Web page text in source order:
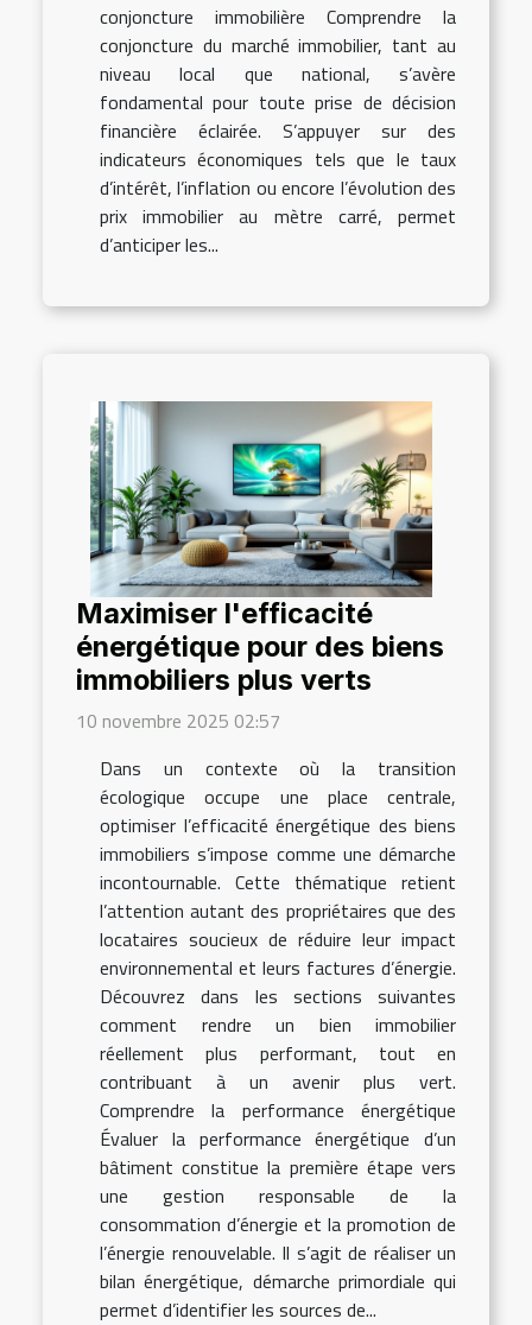
conjoncture immobilière Comprendre la
conjoncture du marché immobilier, tant au
niveau local que national, s’avère
fondamental pour toute prise de décision
financière éclairée. S’appuyer sur des
indicateurs économiques tels que le taux
d’intérêt, l’inflation ou encore l’évolution des
prix immobilier au mètre carré, permet
d’anticiper les...
Maximiser l'efficacité
énergétique pour des biens
immobiliers plus verts
10 novembre 2025 02:57
Dans un contexte où la transition
écologique occupe une place centrale,
optimiser l’efficacité énergétique des biens
immobiliers s’impose comme une démarche
incontournable. Cette thématique retient
l’attention autant des propriétaires que des
locataires soucieux de réduire leur impact
environnemental et leurs factures d’énergie.
Découvrez dans les sections suivantes
comment rendre un bien immobilier
réellement plus performant, tout en
contribuant à un avenir plus vert.
Comprendre la performance énergétique
Évaluer la performance énergétique d’un
bâtiment constitue la première étape vers
une gestion responsable de la
consommation d’énergie et la promotion de
l’énergie renouvelable. Il s’agit de réaliser un
bilan énergétique, démarche primordiale qui
permet d’identifier les sources de...